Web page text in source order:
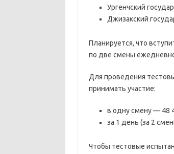
Ургенчский
Джизакский
Планируется, что
по две смены
Для проведения
принимать участие:
в одну смену — 48
за 1 день (за 2
Чтобы тестовые